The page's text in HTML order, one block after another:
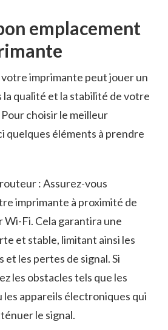
emplacement
votre imprimante‍ peut jouer un
la qualité et la stabilité de votre
choisir le meilleur
quelques⁤ éléments à prendre
⁢: Assurez-vous
imprimante⁤ à‍ proximité de
Fi. ‍Cela‍ garantira une
et stable, ​limitant ainsi ⁢les
les pertes de signal. Si‍
les obstacles tels ⁤que les
les⁣ appareils⁢ électroniques qui
le ⁣signal.